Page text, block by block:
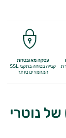
עסקה מאובטחת
קנייה בטוחה בתקני SSL
המחמירים ביותר
של נוטרי